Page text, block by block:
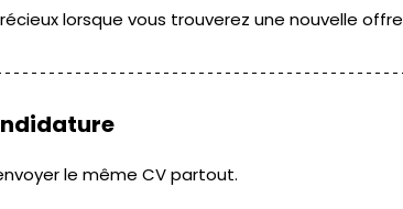
lorsque vous trouverez une nouvelle
le même CV partout.